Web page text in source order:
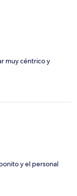
muy céntrico y
y el personal